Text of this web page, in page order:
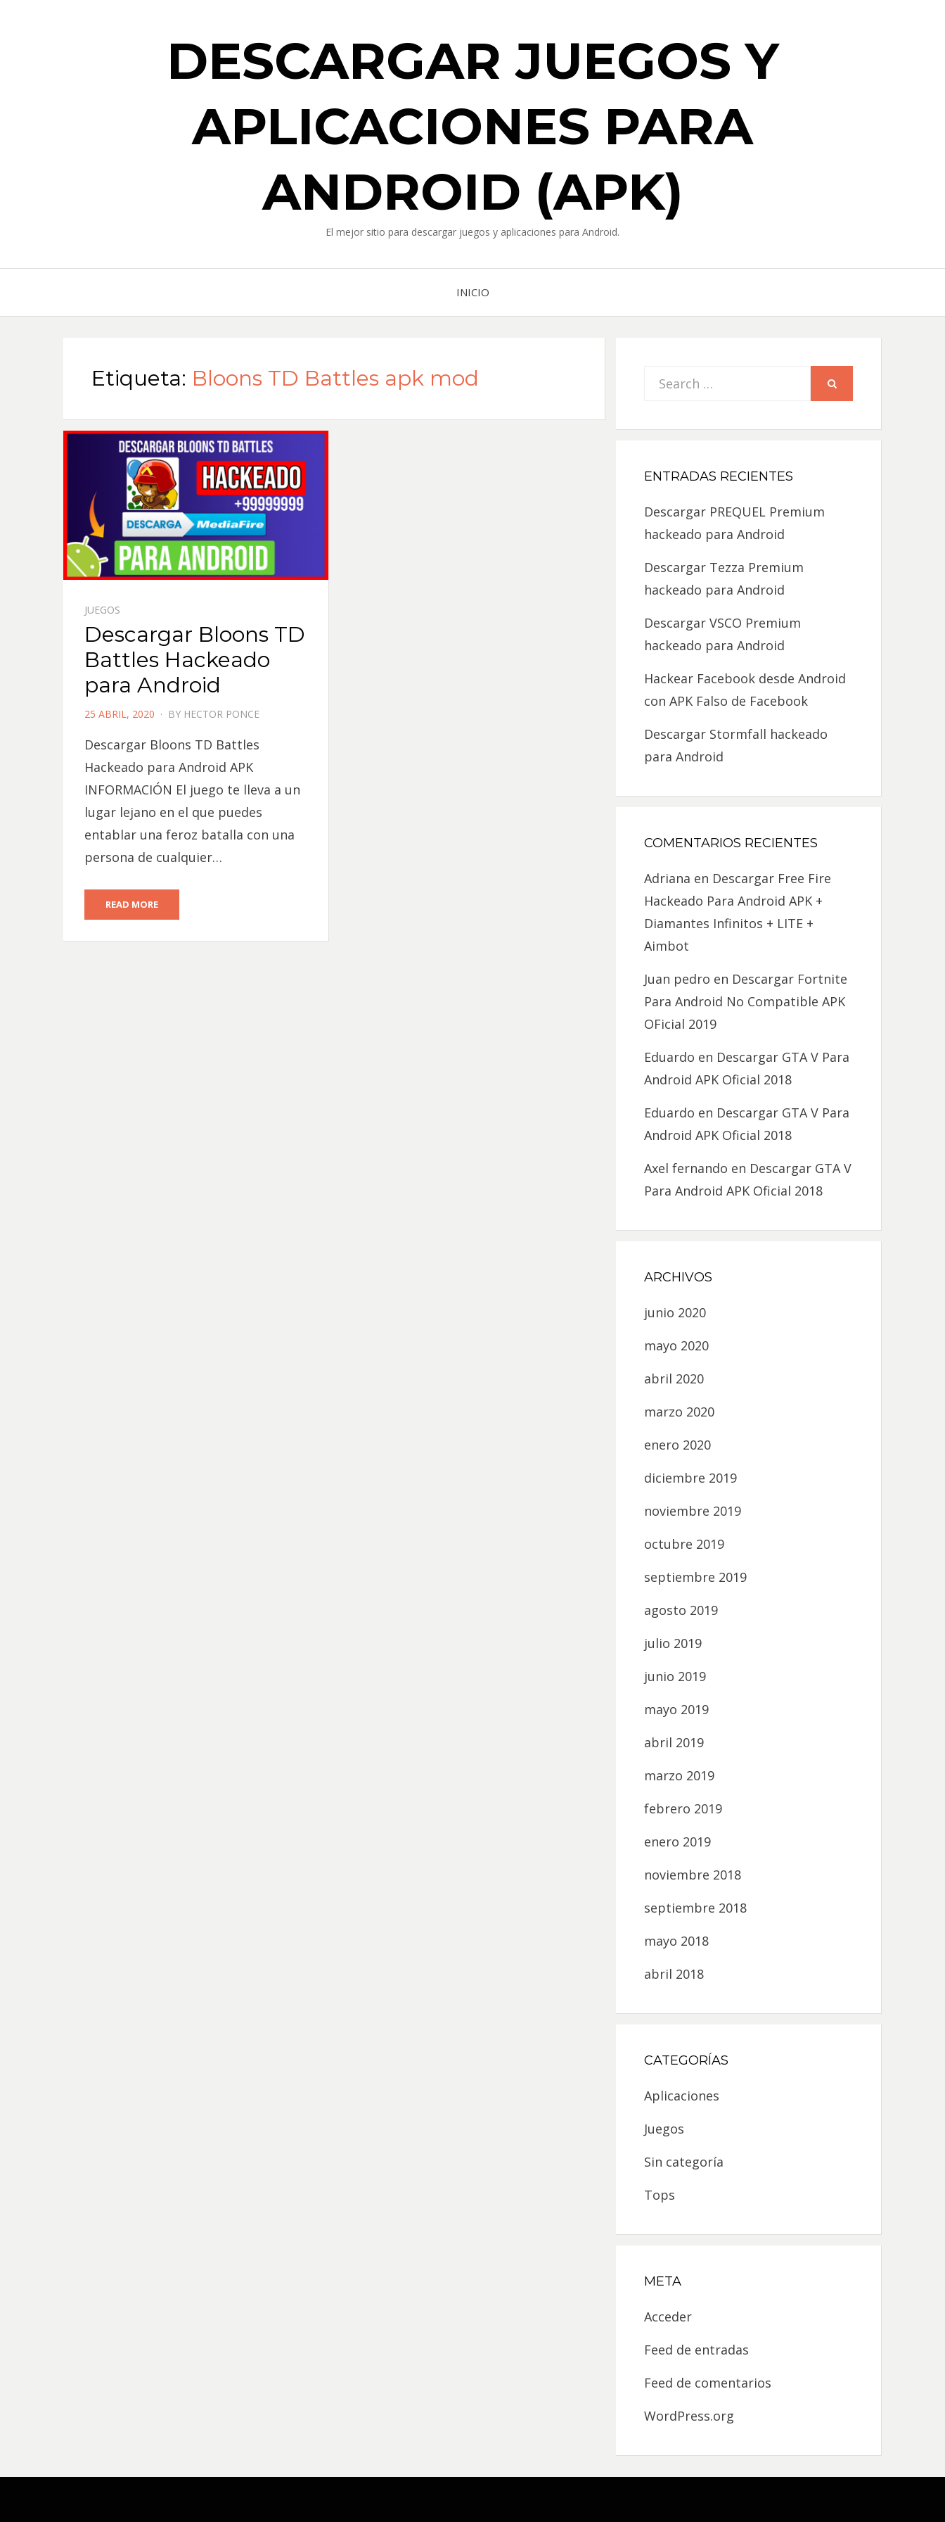
DESCARGAR JUEGOS Y
APLICACIONES PARA
ANDROID (APK)
El mejor sitio para descargar juegos y aplicaciones para Android.
INICIO
Etiqueta: Bloons TD Battles apk mod
JUEGOS
Descargar Bloons TD
Battles Hackeado
para Android
POSTED
25 ABRIL, 2020 BY HECTOR PONCE
Descargar Bloons TD Battles
Hackeado para Android APK
INFORMACIÓN El juego te lleva a un
lugar lejano en el que puedes
entablar una feroz batalla con una
persona de cualquier…
READ MORE
Search
ENTRADAS RECIENTES
Descargar PREQUEL Premium
hackeado para Android
Descargar Tezza Premium
hackeado para Android
Descargar VSCO Premium
hackeado para Android
Hackear Facebook desde Android
con APK Falso de Facebook
Descargar Stormfall hackeado
para Android
COMENTARIOS RECIENTES
Adriana en Descargar Free Fire
Hackeado Para Android APK +
Diamantes Infinitos + LITE +
Aimbot
Juan pedro en Descargar Fortnite
Para Android No Compatible APK
OFicial 2019
Eduardo en Descargar GTA V Para
Android APK Oficial 2018
Eduardo en Descargar GTA V Para
Android APK Oficial 2018
Axel fernando en Descargar GTA V
Para Android APK Oficial 2018
ARCHIVOS
junio 2020
mayo 2020
abril 2020
marzo 2020
enero 2020
diciembre 2019
noviembre 2019
octubre 2019
septiembre 2019
agosto 2019
julio 2019
junio 2019
mayo 2019
abril 2019
marzo 2019
febrero 2019
enero 2019
noviembre 2018
septiembre 2018
mayo 2018
abril 2018
CATEGORÍAS
Aplicaciones
Juegos
Sin categoría
Tops
META
Acceder
Feed de entradas
Feed de comentarios
WordPress.org